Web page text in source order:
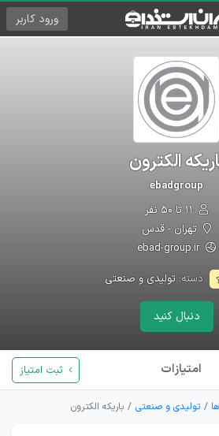
ورود کاربر
الکترون
ebadgroup
تهران - قدس
ebad-group.ir
دسته:تولیدی و صنعتی
دنبال کنید
امتیازات ثبت امتیاز
تولیدی و صنعتی باریکه الکترون